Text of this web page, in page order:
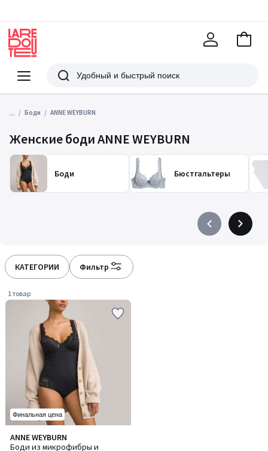
Меню
Redoute
Поиск
В
... Боди ANNE WEYBURN
Женские боди ANNE WEYBURN
Боди Бюстгальтеры
PrécédentSuivant
КАТЕГОРИИ Фильтр
1 товар
Финальная цена
ANNE WEYBURN
Боди из микрофибры и
4,2
/ 5